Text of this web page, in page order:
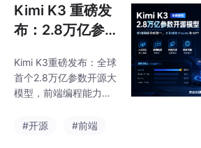
Kimi K3 重磅发
布：2.8万亿参
端编程全球第
一，正面硬刚 Cl
Kimi K3重磅发布：全球
首个2.8万亿参数开源大
模型，前端编程能力登
de和GPT。该模型采用
#开源 #前端